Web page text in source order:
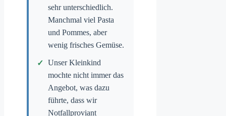
sehr unterschiedlich.
Manchmal viel Pasta
und Pommes, aber
wenig frisches Gemüse.
Unser Kleinkind
mochte nicht immer das
Angebot, was dazu
führte, dass wir
Notfallproviant